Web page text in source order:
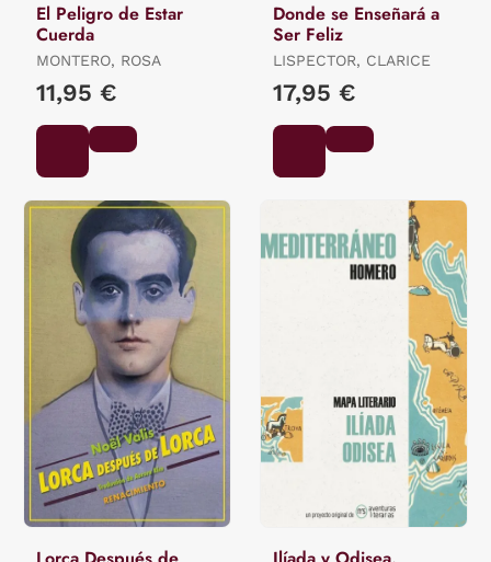
El Peligro de Estar
Cuerda
MONTERO, ROSA
11,95 €
Donde se Enseñará a
Ser Feliz
LISPECTOR, CLARICE
17,95 €